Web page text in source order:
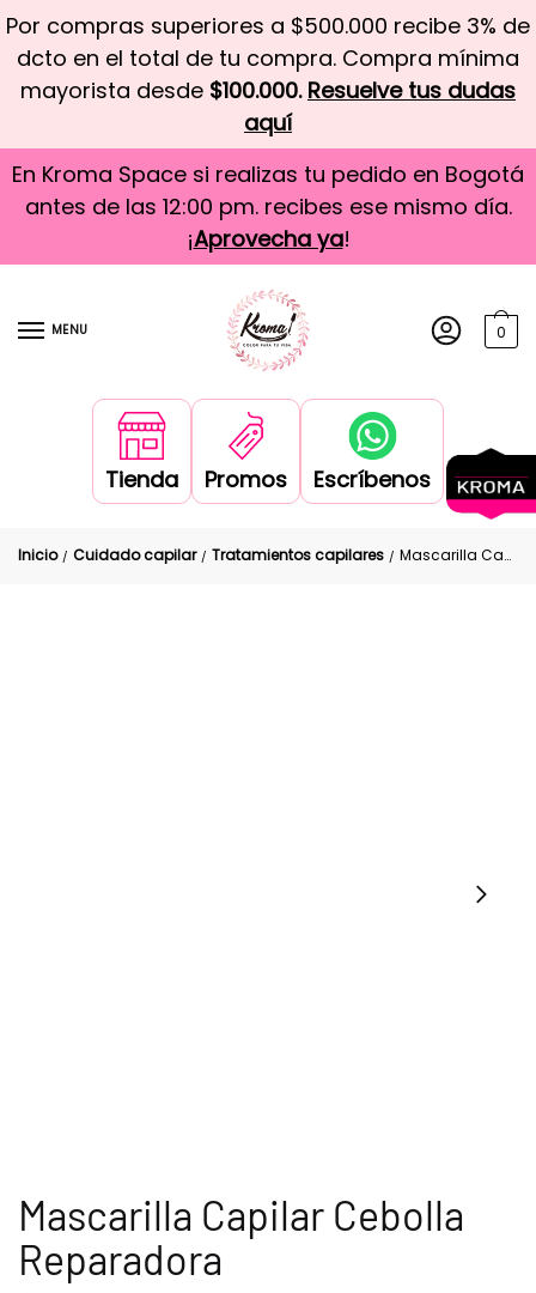
Por compras superiores a $500.000 recibe 3% de
dcto en el total de tu compra. Compra mínima
mayorista desde $100.000. Resuelve tus dudas
aquí
En Kroma Space si realizas tu pedido en Bogotá
antes de las 12:00 pm. recibes ese mismo día.
¡Aprovecha ya!
MENU 0
Tienda Promos Escríbenos
Inicio / Cuidado capilar / Tratamientos capilares / Mascarilla Capilar Cebolla Reparadora
Mascarilla Capilar Cebolla
Reparadora